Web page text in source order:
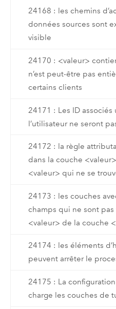
24168 : les chemins
données sources sont
visible
24170 : <valeur>
n’est peut-être pas
certains clients
24171 : Les ID
l’utilisateur ne seront
24172 : la règle
dans la couche
<valeur> qui ne se
24173 : les couches
champs qui ne sont
<valeur> de la couche
24174 : les éléments
peuvent arrêter le
24175 : La
charge les couches de